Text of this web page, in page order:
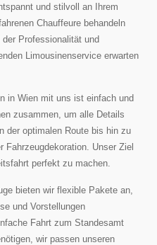
und stilvoll an Ihrem
Chauffeure behandeln
Professionalität und
Limousinenservice erwarten
in Wien mit uns ist einfach und
zusammen, um alle Details
der optimalen Route bis hin zu
Fahrzeugdekoration. Unser Ziel
perfekt zu machen.
bieten wir flexible Pakete an,
und Vorstellungen
Fahrt zum Standesamt
wir passen unseren